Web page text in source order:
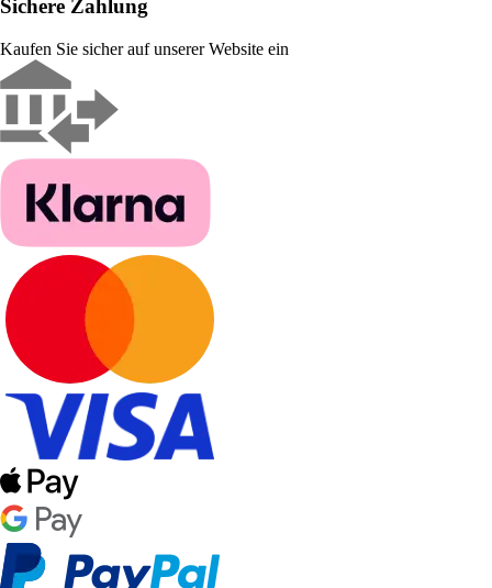
Sichere Zahlung
Kaufen Sie sicher auf unserer Website ein